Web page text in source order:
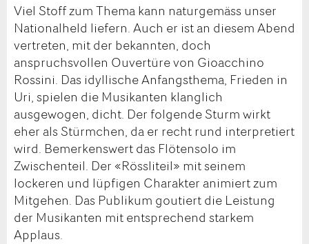
Viel Stoff zum Thema kann naturgemäss unser
Nationalheld liefern. Auch er ist an diesem Abend
vertreten, mit der bekannten, doch
anspruchsvollen Ouvertüre von Gioacchino
Rossini. Das idyllische Anfangsthema, Frieden in
Uri, spielen die Musikanten klanglich
ausgewogen, dicht. Der folgende Sturm wirkt
eher als Stürmchen, da er recht rund interpretiert
wird. Bemerkenswert das Flötensolo im
Zwischenteil. Der «Rössliteil» mit seinem
lockeren und lüpfigen Charakter animiert zum
Mitgehen. Das Publikum goutiert die Leistung
der Musikanten mit entsprechend starkem
Applaus.